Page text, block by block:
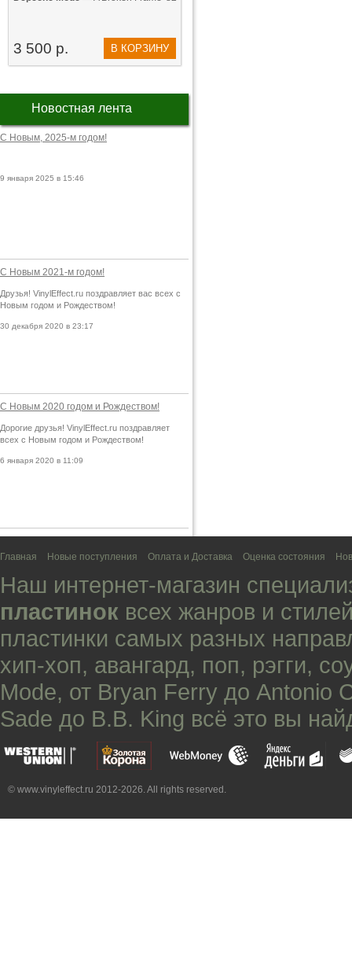
3 500 р. В КОРЗИНУ
Новостная лента
С Новым, 2025-м годом!
9 января 2025 в 15:46
С Новым 2021-м годом!
Друзья! VinylEffect.ru поздравляет вас всех с
Новым годом и Рождеством!
30 декабря 2020 в 23:17
С Новым 2020 годом и Рождеством!
Дорогие друзья! VinylEffect.ru поздравляет
всех с Новым годом и Рождеством!
6 января 2020 в 11:09
Главная Новые поступления Оплата и Доставка Оценка состояния
Наш интернет-магазин
пластинок всех жанров и
пластинки самых разных
хип-хоп, авангард, поп, рэгги,
Mode, от Bryan Ferry до Antonio
Sade до B.B. King всё это вы
© www.vinyleffect.ru 2012-2026. All rights reserved.